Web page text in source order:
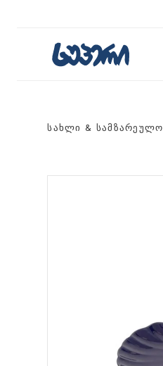
სახლი & სამზარეულო